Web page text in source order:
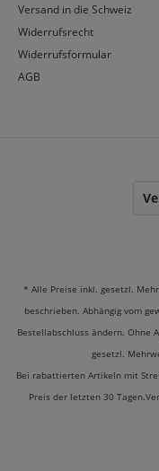
Versand in die Schweiz
Widerrufsrecht
Widerrufsformular
AGB
* Alle Preise inkl. gesetzl.
beschrieben. Abhängig vom
Bestellabschluss ändern. Ohne
gesetzl.
Bei rabattierten Artikeln mit
Preis der letzten 30